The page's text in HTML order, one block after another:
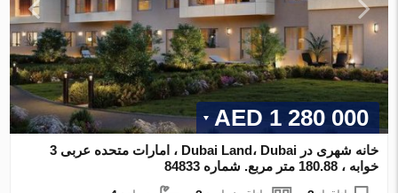
1 280 000 AED
خانه شهری در Dubai Land، Dubai ، امارات متحده عربی 3
خوابه ، 180.88 متر مربع. شماره 84833